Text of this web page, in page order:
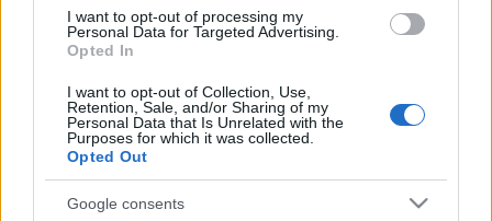
I want to opt-out of processing my
Personal Data for Targeted Advertising.
Opted In
I want to opt-out of Collection, Use,
Retention, Sale, and/or Sharing of my
Personal Data that Is Unrelated with the
Purposes for which it was collected.
Opted Out
Google consents
alapozzák meg meghívott mesélők és a Hagyományok
Háza népmesetanfolyamának hallgatóinak tolmácsolásában.
és az azt követő hajnalig tartó folkkocsmák – kizárólag élő
népzenével. A Folkudvar színpadán olyan legendás előadók
fordulnak meg a tíz nap alatt mint Sebestyén Márta, Bognár
Szilvi, Dresch Mihály, Szokolay Dongó Balázs, a Tükrös